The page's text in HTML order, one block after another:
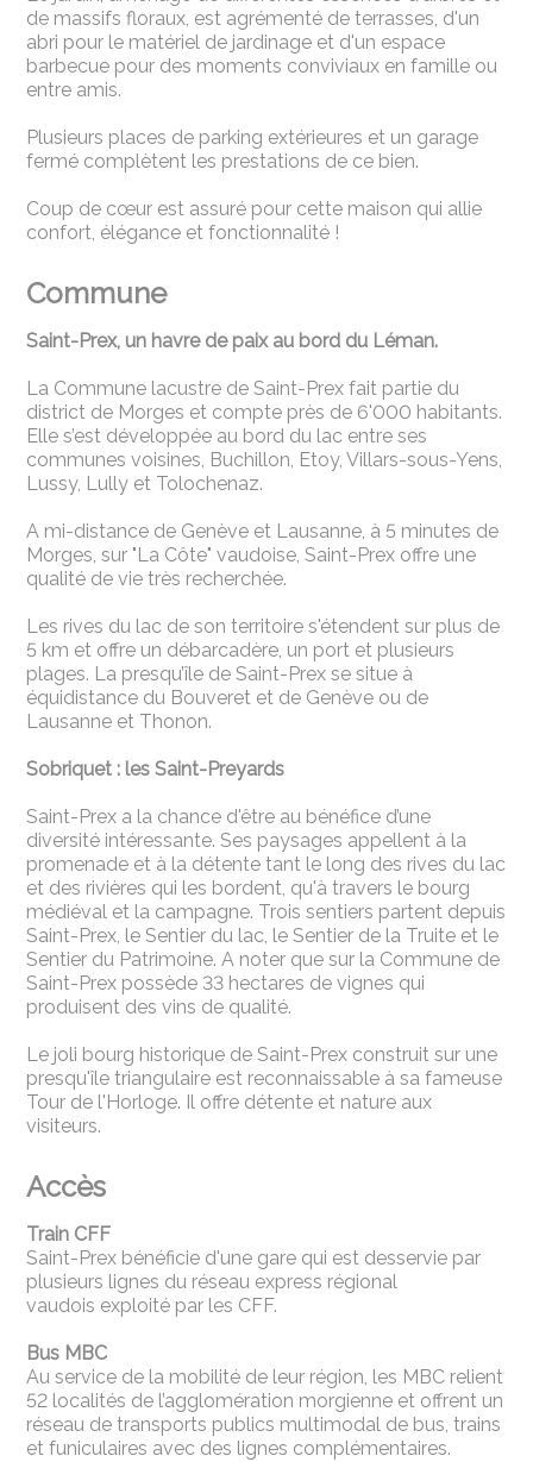
de massifs floraux, est agrémenté de terrasses, d'un
abri pour le matériel de jardinage et d'un espace
barbecue pour des moments conviviaux en famille ou
entre amis.
Plusieurs places de parking extérieures et un garage
fermé complètent les prestations de ce bien.
Coup de cœur est assuré pour cette maison qui allie
confort, élégance et fonctionnalité !
Commune
Saint-Prex, un havre de paix au bord du Léman.
La Commune lacustre de Saint-Prex fait partie du
district de Morges et compte près de 6'000 habitants.
Elle s’est développée au bord du lac entre ses
communes voisines, Buchillon, Etoy, Villars-sous-Yens,
Lussy, Lully et Tolochenaz.
A mi-distance de Genève et Lausanne, à 5 minutes de
Morges, sur "La Côte" vaudoise, Saint-Prex offre une
qualité de vie très recherchée.
Les rives du lac de son territoire s'étendent sur plus de
5 km et offre un débarcadère, un port et plusieurs
plages. La presqu’île de Saint-Prex se situe à
équidistance du Bouveret et de Genève ou de
Lausanne et Thonon.
Sobriquet : les Saint-Preyards
Saint-Prex a la chance d'être au bénéfice d’une
diversité intéressante. Ses paysages appellent à la
promenade et à la détente tant le long des rives du lac
et des rivières qui les bordent, qu'à travers le bourg
médiéval et la campagne. Trois sentiers partent depuis
Saint-Prex, le Sentier du lac, le Sentier de la Truite et le
Sentier du Patrimoine. A noter que sur la Commune de
Saint-Prex possède 33 hectares de vignes qui
produisent des vins de qualité.
Le joli bourg historique de Saint-Prex construit sur une
presqu'île triangulaire est reconnaissable à sa fameuse
Tour de l'Horloge. Il offre détente et nature aux
visiteurs.
Accès
Train CFF
Saint-Prex bénéficie d'une gare qui est desservie par
plusieurs lignes du réseau express régional
vaudois exploité par les CFF.
Bus MBC
Au service de la mobilité de leur région, les MBC relient
52 localités de l’agglomération morgienne et offrent un
réseau de transports publics multimodal de bus, trains
et funiculaires avec des lignes complémentaires.